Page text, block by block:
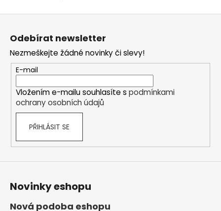
Z
Odebírat newsletter
Nezmeškejte žádné novinky či slevy!
E-mail
Vložením e-mailu souhlasíte s podmínkami
ochrany osobních údajů
PŘIHLÁSIT SE
Novinky eshopu
Nová podoba eshopu